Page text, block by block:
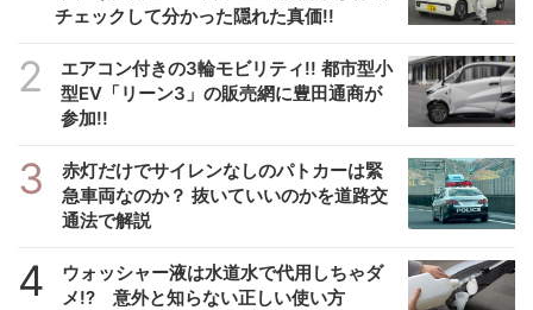
チェックして分かった隠れた真価!!
2
エアコン付きの3輪モビリティ!! 都市型小
型EV「リーン3」の販売網に豊田通商が
参加!!
3
赤灯だけでサイレンなしのパトカーは緊
急車両なのか？ 抜いていいのかを道路交
通法で解説
4
ウォッシャー液は水道水で代用しちゃダ
メ!? 意外と知らない正しい使い方